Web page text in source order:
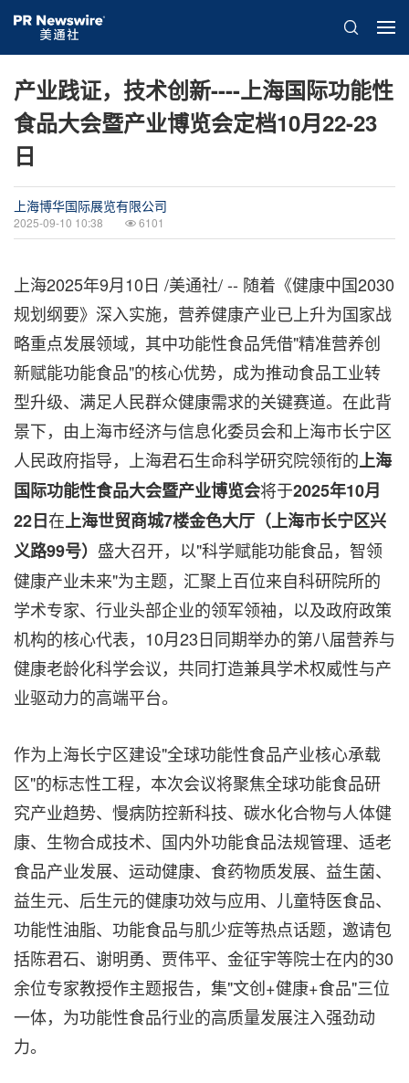
产业践证，技术创新----上海国际功能性
食品大会暨产业博览会定档10月22-23
日
上海博华国际展览有限公司
2025-09-10 10:38 6101
上海2025年9月10日 /美通社/ -- 随着《健康中国2030
规划纲要》深入实施，营养健康产业已上升为国家战
略重点发展领域，其中功能性食品凭借"精准营养创
新赋能功能食品"的核心优势，成为推动食品工业转
型升级、满足人民群众健康需求的关键赛道。在此背
景下，由上海市经济与信息化委员会和上海市长宁区
人民政府指导，上海君石生命科学研究院领衔的上海
国际功能性食品大会暨产业博览会将于2025年10月
22日在上海世贸商城7楼金色大厅（上海市长宁区兴
义路99号） 盛大召开，以"科学赋能功能食品，智领
健康产业未来"为主题，汇聚上百位来自科研院所的
学术专家、行业头部企业的领军领袖，以及政府政策
机构的核心代表，10月23日同期举办的第八届营养与
健康老龄化科学会议，共同打造兼具学术权威性与产
业驱动力的高端平台。
作为上海长宁区建设"全球功能性食品产业核心承载
区"的标志性工程，本次会议将聚焦全球功能食品研
究产业趋势、慢病防控新科技、碳水化合物与人体健
康、生物合成技术、国内外功能食品法规管理、适老
食品产业发展、运动健康、食药物质发展、益生菌、
益生元、后生元的健康功效与应用、儿童特医食品、
功能性油脂、功能食品与肌少症等热点话题，邀请包
括陈君石、谢明勇、贾伟平、金征宇等院士在内的30
余位专家教授作主题报告，集"文创+健康+食品"三位
一体，为功能性食品行业的高质量发展注入强劲动
力。